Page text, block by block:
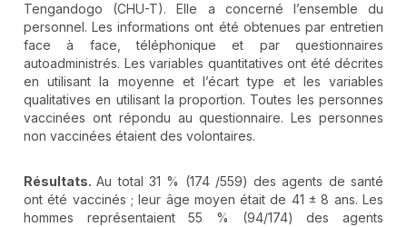
Tengandogo (CHU-T). Elle a concerné l’ensemble du
personnel. Les informations ont été obtenues par entretien
face à face, téléphonique et par questionnaires
autoadministrés. Les variables quantitatives ont été décrites
en utilisant la moyenne et l’écart type et les variables
qualitatives en utilisant la proportion. Toutes les personnes
vaccinées ont répondu au questionnaire. Les personnes
non vaccinées étaient des volontaires.
Résultats.Au total 31 % (174 /559) des agents de santé
ont été vaccinés ; leur âge moyen était de 41 ± 8 ans. Les
hommes représentaient 55 % (94/174) des agents